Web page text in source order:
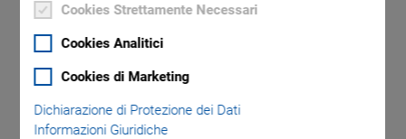
Cookies Strettamente Necessari
Cookies Analitici
Cookies di Marketing
Dichiarazione di Protezione dei Dati
Informazioni Giuridiche
P-895 Adapter Cables
for Controllers
For Piezoelectric Nanopositioning Systems